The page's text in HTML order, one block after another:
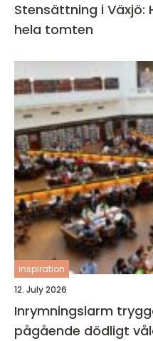
Stensättning i
hela tomten
inspiration
12. July 2026
Inrymningslarm tryggare miljö vid hot och
pågående dödligt